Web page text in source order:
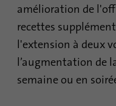
amélioration de
recettes
l'extension à deux
l’augmentation de
semaine ou en